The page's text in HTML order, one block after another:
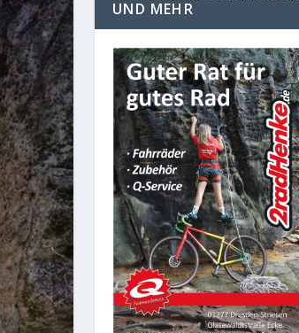
UND MEHR